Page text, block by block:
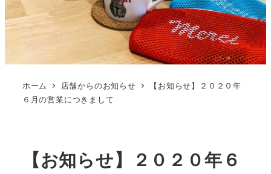
ホーム 店舗からのお知らせ
【お知らせ】２０２０年
６月の営業につきまして
【お知らせ】２０２０年６